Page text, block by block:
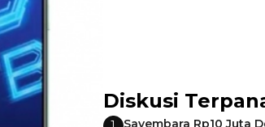
Diskusi
Sayembara Rp10 Juta